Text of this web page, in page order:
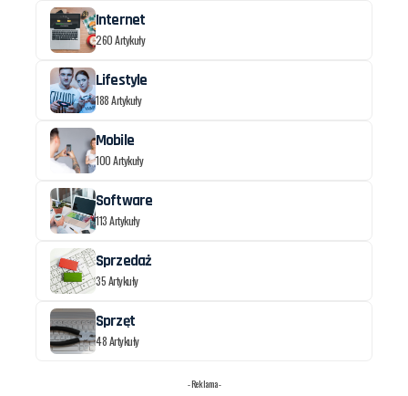
Internet
260 Artykuły
Lifestyle
188 Artykuły
Mobile
100 Artykuły
Software
113 Artykuły
Sprzedaż
35 Artykuły
Sprzęt
48 Artykuły
- Reklama -